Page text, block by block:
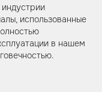
использованные
в нашем